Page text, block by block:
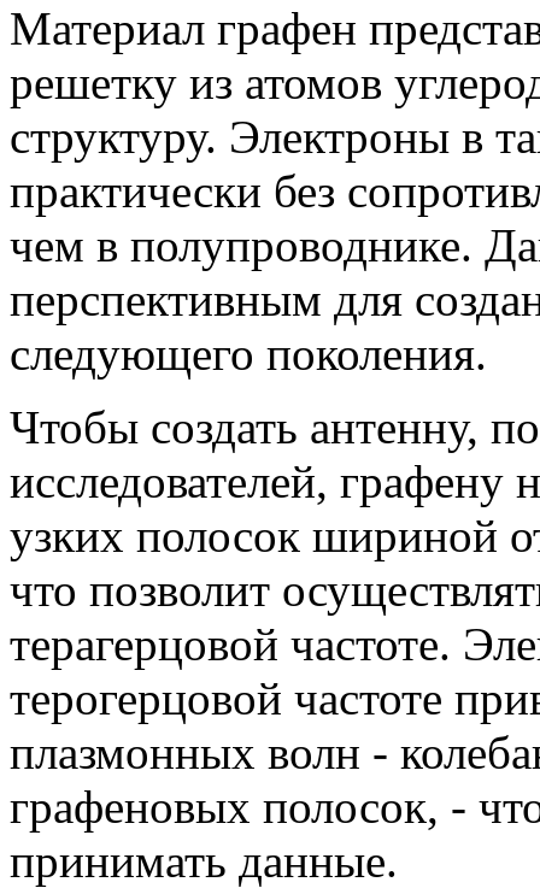
Материал графен
решетку из атомов
структуру. Электроны в
практически без
чем в полупроводнике.
перспективным для
следующего поколения.
Чтобы создать антенну,
исследователей,
узких полосок шириной
что позволит
терагерцовой частоте.
терогерцовой частоте
плазмонных волн -
графеновых полосок, -
принимать данные.